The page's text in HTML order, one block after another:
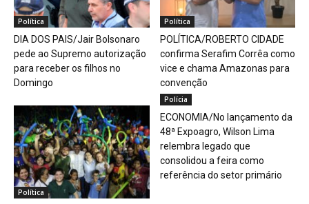
Política
DIA DOS PAIS/Jair Bolsonaro
pede ao Supremo autorização
para receber os filhos no
Domingo
Política
POLÍTICA/ROBERTO CIDADE
confirma Serafim Corrêa como
vice e chama Amazonas para
convenção
Política
Polícia
ECONOMIA/No lançamento da
48ª Expoagro, Wilson Lima
relembra legado que
consolidou a feira como
referência do setor primário